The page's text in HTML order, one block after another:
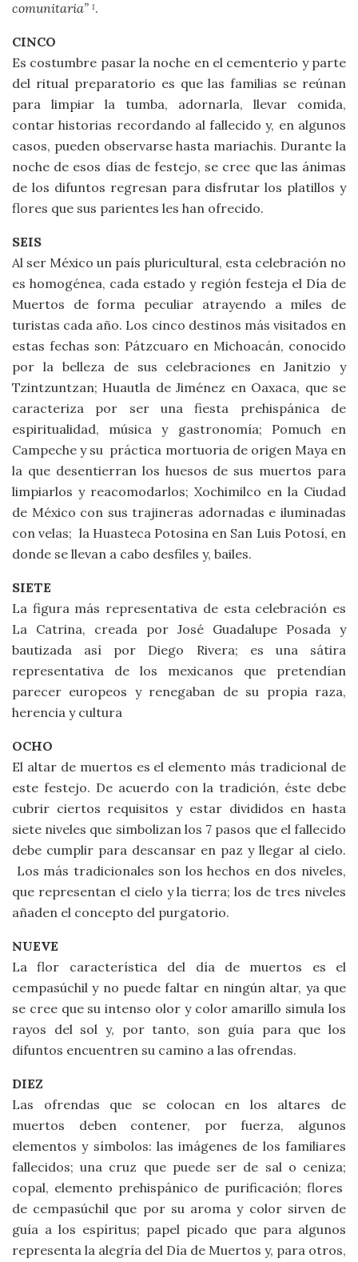
comunitaria” 1.
CINCO
Es costumbre pasar la noche en el cementerio y parte
del ritual preparatorio es que las familias se reúnan
para limpiar la tumba, adornarla, llevar comida,
contar historias recordando al fallecido y, en algunos
casos, pueden observarse hasta mariachis. Durante la
noche de esos días de festejo, se cree que las ánimas
de los difuntos regresan para disfrutar los platillos y
flores que sus parientes les han ofrecido.
SEIS
Al ser México un país pluricultural, esta celebración no
es homogénea, cada estado y región festeja el Día de
Muertos de forma peculiar atrayendo a miles de
turistas cada año. Los cinco destinos más visitados en
estas fechas son: Pátzcuaro en Michoacán, conocido
por la belleza de sus celebraciones en Janitzio y
Tzintzuntzan; Huautla de Jiménez en Oaxaca, que se
caracteriza por ser una fiesta prehispánica de
espiritualidad, música y gastronomía; Pomuch en
Campeche y su práctica mortuoria de origen Maya en
la que desentierran los huesos de sus muertos para
limpiarlos y reacomodarlos; Xochimilco en la Ciudad
de México con sus trajineras adornadas e iluminadas
con velas; la Huasteca Potosina en San Luis Potosí, en
donde se llevan a cabo desfiles y, bailes.
SIETE
La figura más representativa de esta celebración es
La Catrina, creada por José Guadalupe Posada y
bautizada así por Diego Rivera; es una sátira
representativa de los mexicanos que pretendían
parecer europeos y renegaban de su propia raza,
herencia y cultura
OCHO
El altar de muertos es el elemento más tradicional de
este festejo. De acuerdo con la tradición, éste debe
cubrir ciertos requisitos y estar divididos en hasta
siete niveles que simbolizan los 7 pasos que el fallecido
debe cumplir para descansar en paz y llegar al cielo.
Los más tradicionales son los hechos en dos niveles,
que representan el cielo y la tierra; los de tres niveles
añaden el concepto del purgatorio.
NUEVE
La flor característica del día de muertos es el
cempasúchil y no puede faltar en ningún altar, ya que
se cree que su intenso olor y color amarillo simula los
rayos del sol y, por tanto, son guía para que los
difuntos encuentren su camino a las ofrendas.
DIEZ
Las ofrendas que se colocan en los altares de
muertos deben contener, por fuerza, algunos
elementos y símbolos: las imágenes de los familiares
fallecidos; una cruz que puede ser de sal o ceniza;
copal, elemento prehispánico de purificación; flores
de cempasúchil que por su aroma y color sirven de
guía a los espíritus; papel picado que para algunos
representa la alegría del Día de Muertos y, para otros,